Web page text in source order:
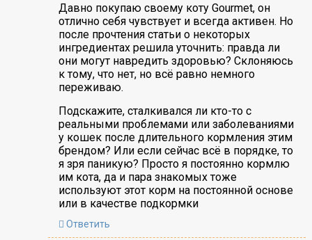
Давно покупаю своему коту Gourmet, он
отлично себя чувствует и всегда активен. Но
после прочтения статьи о некоторых
ингредиентах решила уточнить: правда ли
они могут навредить здоровью? Склоняюсь
к тому, что нет, но всё равно немного
переживаю.
Подскажите, сталкивался ли кто-то с
реальными проблемами или заболеваниями
у кошек после длительного кормления этим
брендом? Или если сейчас всё в порядке, то
я зря паникую? Просто я постоянно кормлю
им кота, да и пара знакомых тоже
используют этот корм на постоянной основе
или в качестве подкормки
Ответить